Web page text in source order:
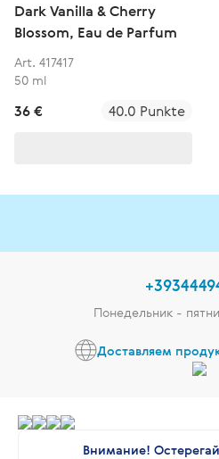
Dark Vanilla & Cherry
Blossom, Eau de Parfum
Art. 417417
50 ml
36 € 40.0 Punkte
Понедельник -
Доставляем
Внимание!